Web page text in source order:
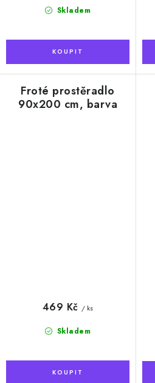
Skladem
Froté prostěradlo
90x200 cm, barva
Skladem
469 Kč / ks